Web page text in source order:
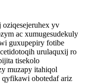
yv
ac xumugesudekuly
guxupepiry fotibe
urulaquxij ro
tisekolo
muzapy itahiqol
qyfikawi obotedaf ariz